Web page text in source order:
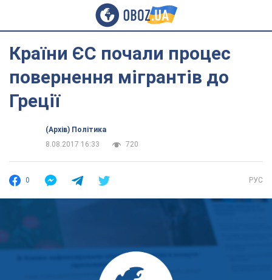
Країни ЄС почали процес
повернення мігрантів до
Греції
(Архів) Політика
8.08.2017 16:33
720
0 РУС